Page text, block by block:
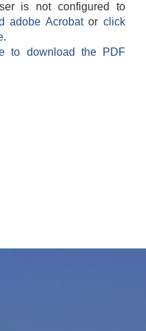
is not configured to
adobe Acrobatorclick
to download the PDF